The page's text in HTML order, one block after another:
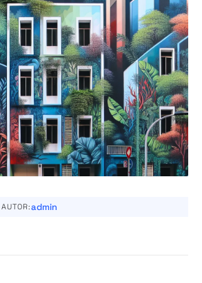
AUTOR:admin